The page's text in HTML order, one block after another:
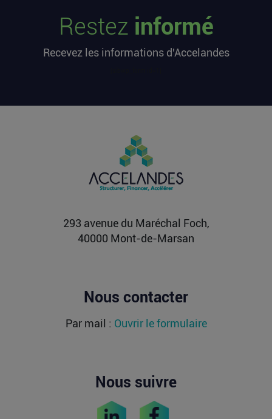
digitalise l’accompagnement des
voyageurs
Les formalités de voyage demeurent l’une des
zones les moins fluides de l’expérience
de l’argent dans une sortie à 2,25
milliards de dollars ?
Après avoir levé près de 1,4 milliard de dollars et
atteint une valorisation de 11,7 milliards fin
Lire la suite
Restez informé
Recevez les informations d'Accelandes
293 avenue du Maréchal Foch,
40000 Mont-de-Marsan
Nous contacter
Par mail : Ouvrir le formulaire
Nous suivre